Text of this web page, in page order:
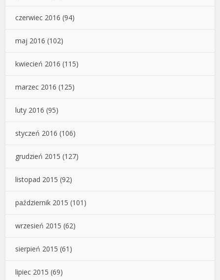
czerwiec 2016 (94)
maj 2016 (102)
kwiecień 2016 (115)
marzec 2016 (125)
luty 2016 (95)
styczeń 2016 (106)
grudzień 2015 (127)
listopad 2015 (92)
październik 2015 (101)
wrzesień 2015 (62)
sierpień 2015 (61)
lipiec 2015 (69)